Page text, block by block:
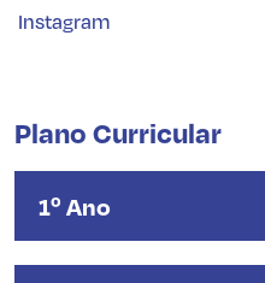
Instagram
Plano Curricular
1º Ano